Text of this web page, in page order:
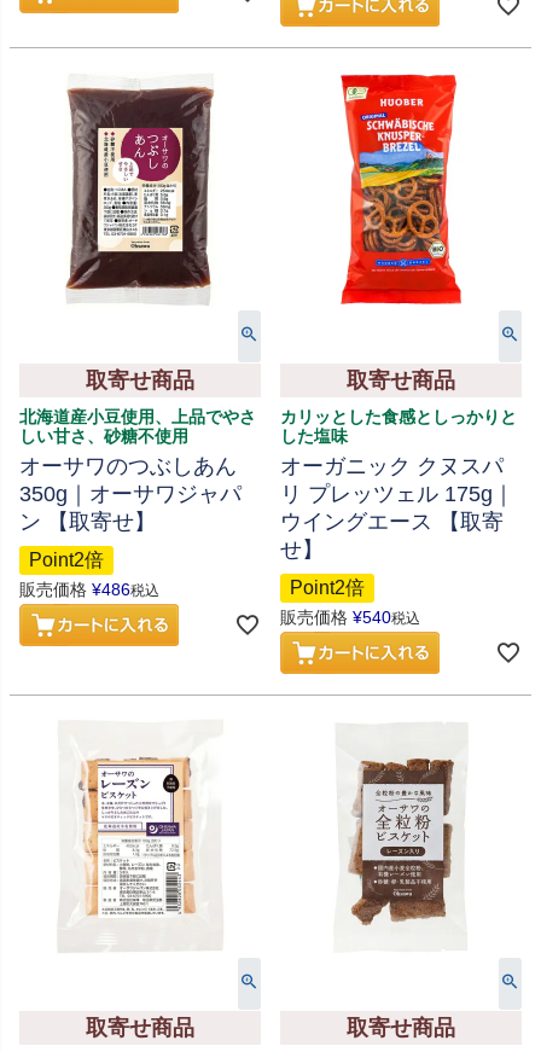
取寄せ商品
北海道産小豆使用、上品でやさ
しい甘さ、砂糖不使用
オーサワのつぶしあん
350g｜オーサワジャパ
ン 【取寄せ】
Point2倍
販売価格 ¥486税込
取寄せ商品
カリッとした食感としっかりと
した塩味
オーガニック クヌスパ
リ プレッツェル 175g｜
ウイングエース 【取寄
せ】
Point2倍
販売価格 ¥540税込
取寄せ商品 取寄せ商品